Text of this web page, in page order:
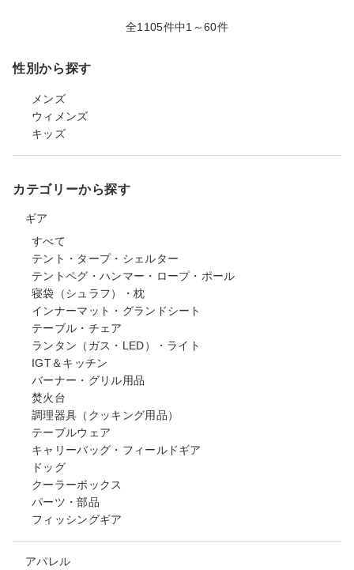
全1105件中1～60件
性別から探す
メンズ
ウィメンズ
キッズ
カテゴリーから探す
ギア
すべて
テント・タープ・シェルター
テントペグ・ハンマー・ロープ・ポール
寝袋（シュラフ）・枕
インナーマット・グランドシート
テーブル・チェア
ランタン（ガス・LED）・ライト
IGT＆キッチン
バーナー・グリル用品
焚火台
調理器具（クッキング用品）
テーブルウェア
キャリーバッグ・フィールドギア
ドッグ
クーラーボックス
パーツ・部品
フィッシングギア
アパレル